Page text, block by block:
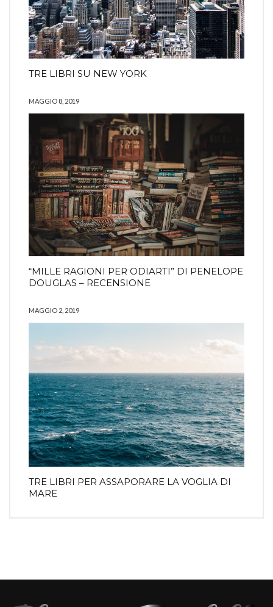
TRE LIBRI SU NEW YORK
MAGGIO 8, 2019
“MILLE RAGIONI PER ODIARTI” DI PENELOPE
DOUGLAS – RECENSIONE
MAGGIO 2, 2019
TRE LIBRI PER ASSAPORARE LA VOGLIA DI
MARE